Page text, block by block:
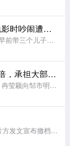
女演员陈凯琳回应儿子看电影时吵闹遭人淋奶油：已经报警备案
据港媒，34岁香港女演员陈凯琳早前带三个儿子看电影时遭网友发文投诉称，三个小孩一直说话打闹，影响其他观众。还有网友爆料说其二儿子不小心踢到前排观众座椅，散场时该观众向陈凯琳儿子头上疑似淋奶油。陈凯琳出
冉莹颖自曝收入是邹市明5倍，承担大部分养家重担，提议按比例设共管账户
近日，在综艺《姐姐当家2》中，冉莹颖向邹市明提议设立“家庭共管账户”，按收入比例承担家庭开销，引发网友热议。在节目中，冉莹颖提出和邹市明按收入比例注入资金用于共同开销，剩余部分各自支配，过上“AA制家
7月26日，电影《群星闪耀时》片方发文宣布撤档：经过团队的慎重考虑，我们决定调整《群星闪耀时》的上映计划。电影《群星闪耀时》是一部以中国航天事业为背景的科幻电影，承载着对几代航天人的敬意。这部电影里有